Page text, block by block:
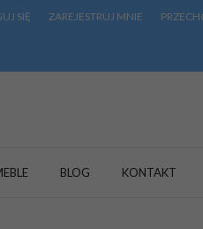
SIĘ ZAREJESTRUJ MNIE
BLOG KONTAKT